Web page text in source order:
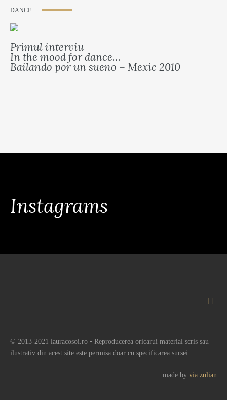
DANCE
Primul interviu
In the mood for dance…
Bailando por un sueno – Mexic 2010
Instagrams
© 2013-2021 lauracosoi.ro • Reproducerea oricarui material scris sau
ilustrativ din acest site este permisa doar cu specificarea sursei.
made by via zulian